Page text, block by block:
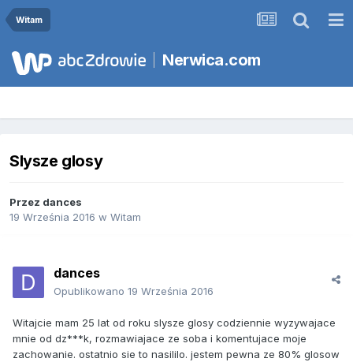
Witam
Nerwica.com
Slysze glosy
Przez dances
19 Września 2016 w Witam
dances
Opublikowano 19 Września 2016
Witajcie mam 25 lat od roku slysze glosy codziennie wyzywajace
mnie od dz***k, rozmawiajace ze soba i komentujace moje
zachowanie. ostatnio sie to nasililo. jestem pewna ze 80% glosow